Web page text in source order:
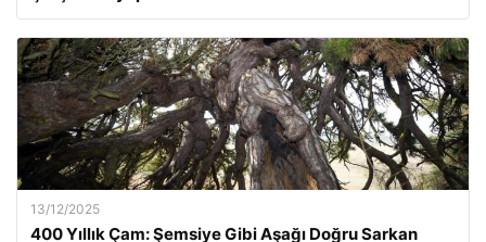
13/12/2025
400 Yıllık Çam: Şemsiye Gibi Aşağı Doğru Sarkan